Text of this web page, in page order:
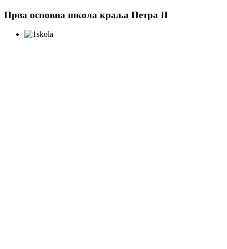
Прва основна школа краља Петра II